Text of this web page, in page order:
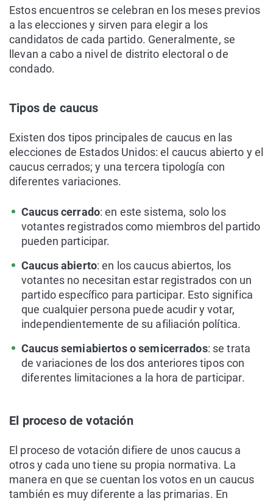
Estos encuentros se celebran en los meses previos
a las elecciones y sirven para elegir a los
candidatos de cada partido. Generalmente, se
llevan a cabo a nivel de distrito electoral o de
condado.
Tipos de caucus
Existen dos tipos principales de caucus en las
elecciones de Estados Unidos: el caucus abierto y el
caucus cerrados; y una tercera tipología con
diferentes variaciones.
Caucus cerrado: en este sistema, solo los
votantes registrados como miembros del partido
pueden participar.
Caucus abierto: en los caucus abiertos, los
votantes no necesitan estar registrados con un
partido específico para participar. Esto significa
que cualquier persona puede acudir y votar,
independientemente de su afiliación política.
Caucus semiabiertos o semicerrados: se trata
de variaciones de los dos anteriores tipos con
diferentes limitaciones a la hora de participar.
El proceso de votación
El proceso de votación difiere de unos caucus a
otros y cada uno tiene su propia normativa. La
manera en que se cuentan los votos en un caucus
también es muy diferente a las primarias. En